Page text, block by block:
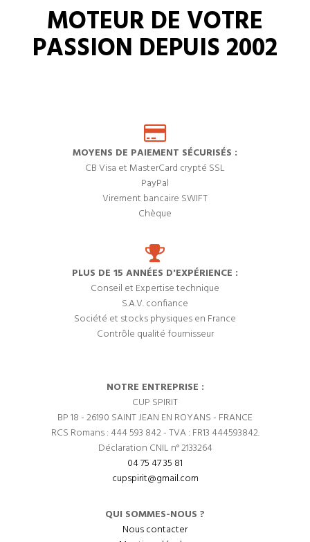
MOTEUR DE VOTRE
PASSION DEPUIS 2002
MOYENS DE PAIEMENT SÉCURISÉS :
CB Visa et MasterCard crypté SSL
PayPal
Virement bancaire SWIFT
Chèque
PLUS DE 15 ANNÉES D'EXPÉRIENCE :
Conseil et Expertise technique
S.A.V. confiance
Société et stocks physiques en France
Contrôle qualité fournisseur
NOTRE ENTREPRISE :
CUP SPIRIT
BP 18 - 26190 SAINT JEAN EN ROYANS - FRANCE
RCS Romans : 444 593 842 - TVA : FR13 444593842.
Déclaration CNIL n° 2133264
04 75 47 35 81
cupspirit@gmail.com
QUI SOMMES-NOUS ?
Nous contacter